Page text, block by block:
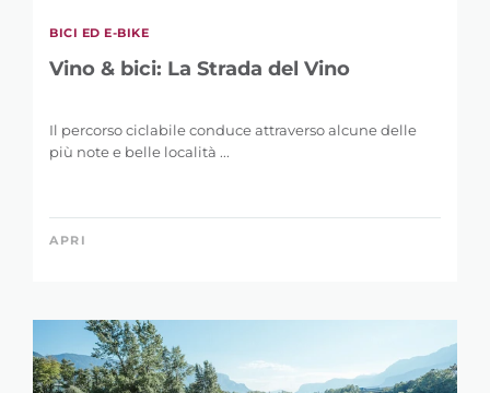
BICI ED E-BIKE
Vino & bici: La Strada del Vino
Il percorso ciclabile conduce attraverso alcune delle
più note e belle località ...
APRI